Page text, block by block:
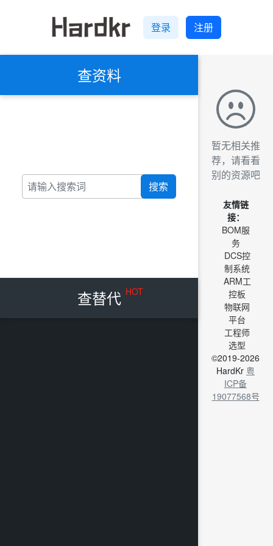
登录 注册
查资料
搜索
查替代 HOT
暂无相关推
荐，请看看
别的资源吧
友情链
接：
BOM服
务
DCS控
制系统
ARM工
控板
物联网
平台
工程师
选型
©2019-2026
HardKr 粤
ICP备
19077568号